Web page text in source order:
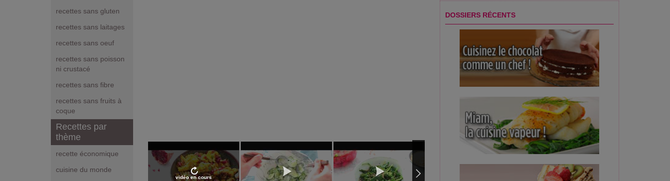
recettes sans gluten
recettes sans laitages
recettes sans oeuf
recettes sans poisson
ni crustacé
recettes sans fibre
recettes sans fruits à
coque
Recettes par
thème
recette économique
cuisine du monde
vidéo en cours
DOSSIERS RÉCENTS